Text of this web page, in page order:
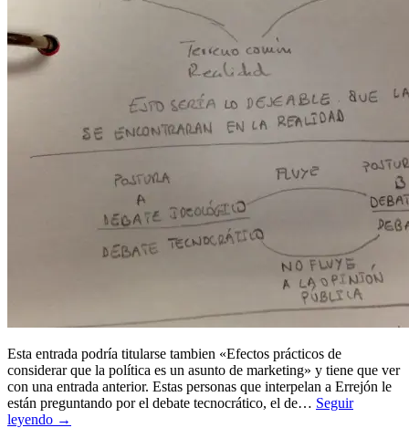
Esta entrada podría titularse tambien «Efectos prácticos de
considerar que la política es un asunto de marketing» y tiene que ver
con una entrada anterior. Estas personas que interpelan a Errejón le
están preguntando por el debate tecnocrático, el de… Seguir
leyendo →